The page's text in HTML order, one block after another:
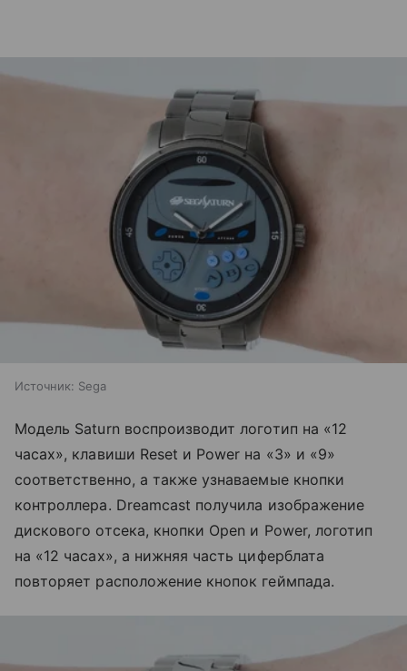
Источник: Sega
Модель Saturn воспроизводит логотип на «12
часах», клавиши Reset и Power на «3» и «9»
соответственно, а также узнаваемые кнопки
контроллера. Dreamcast получила изображение
дискового отсека, кнопки Open и Power, логотип
на «12 часах», а нижняя часть циферблата
повторяет расположение кнопок геймпада.